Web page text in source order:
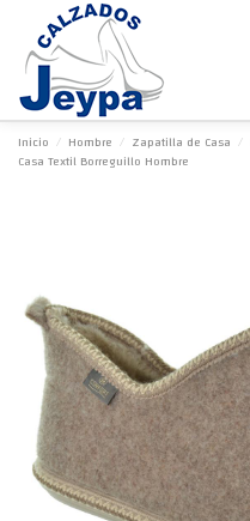
Inicio Hombre Zapatilla de Casa
Casa Textil Borreguillo Hombre